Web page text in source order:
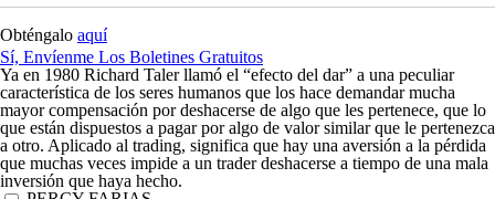
Obténgalo aquí
Sí, Envíenme Los Boletines Gratuitos
Ya en 1980 Richard Taler llamó el “efecto del dar” a una peculiar
característica de los seres humanos que los hace demandar mucha
mayor compensación por deshacerse de algo que les pertenece, que lo
que están dispuestos a pagar por algo de valor similar que le pertenezca
a otro. Aplicado al trading, significa que hay una aversión a la pérdida
que muchas veces impide a un traderdeshacerse a tiempo de una mala
inversión que haya hecho.